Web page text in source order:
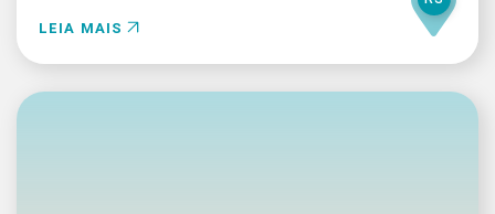
LEIA MAIS